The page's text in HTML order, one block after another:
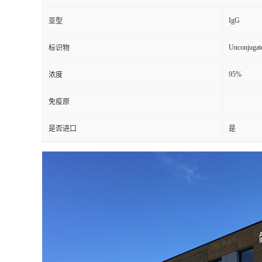
亚型 IgG
标识物
浓度 95%
免疫原
是否进口 是